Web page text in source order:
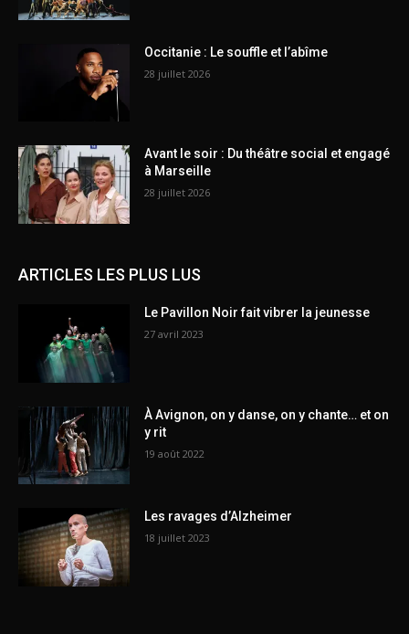
Occitanie : Le souffle et l’abîme
28 juillet 2026
Avant le soir : Du théâtre social et engagé
à Marseille
28 juillet 2026
ARTICLES LES PLUS LUS
Le Pavillon Noir fait vibrer la jeunesse
27 avril 2023
À Avignon, on y danse, on y chante… et on
y rit
19 août 2022
Les ravages d’Alzheimer
18 juillet 2023